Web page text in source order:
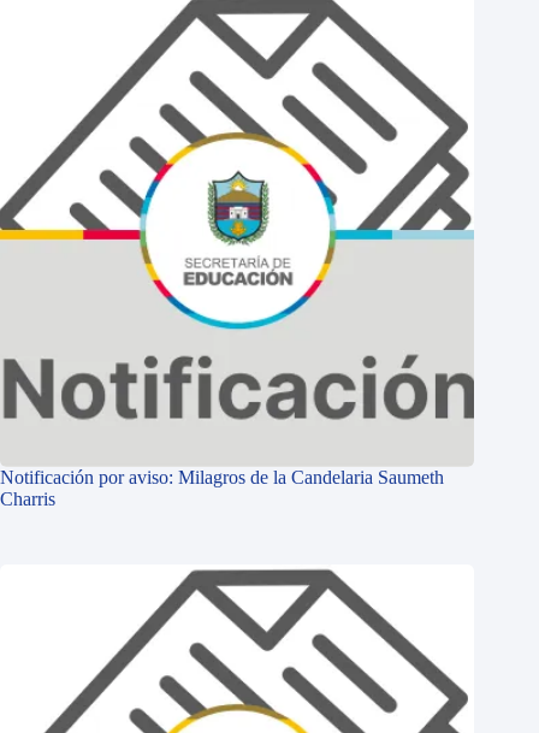
Notificación por aviso: Milagros de la Candelaria Saumeth
Charris